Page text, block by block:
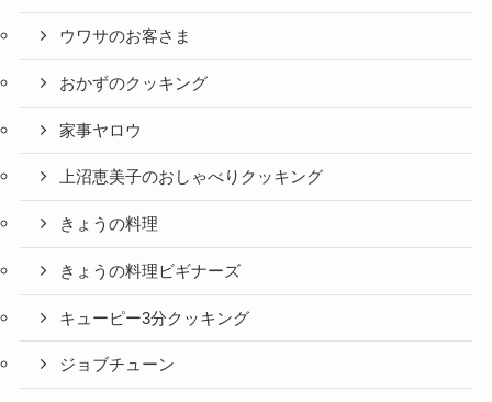
ウワサのお客さま
おかずのクッキング
家事ヤロウ
上沼恵美子のおしゃべりクッキング
きょうの料理
きょうの料理ビギナーズ
キューピー3分クッキング
ジョブチューン